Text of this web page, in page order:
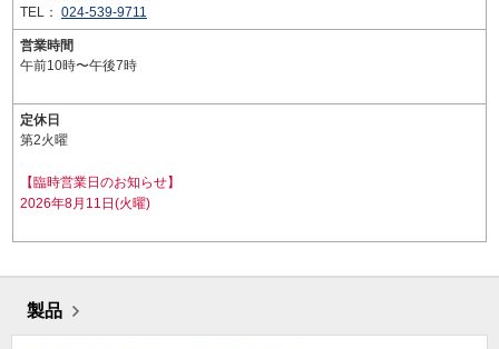
TEL： 024-539-9711
営業時間
午前10時〜午後7時
定休日
第2火曜
【臨時営業日のお知らせ】
2026年8月11日(火曜)
製品